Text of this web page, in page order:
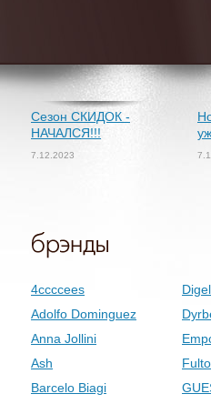
Сезон СКИДОК -
НАЧАЛСЯ!!!
7.12.2023
4ccccees
Adolfo Dominguez
Anna Jollini
Ash
Barcelo Biagi
Digel